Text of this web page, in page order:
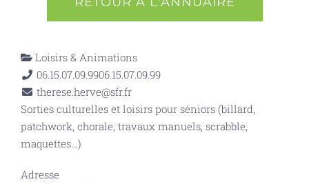
Loisirs & Animations
06.15.07.09.9906.15.07.09.99
therese.herve@sfr.fr
Sorties culturelles et loisirs pour séniors (billard,
patchwork, chorale, travaux manuels, scrabble,
maquettes…)
Adresse